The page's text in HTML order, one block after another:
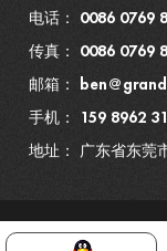
电话： 0086 0769
传真： 0086 0769
邮箱：
手机： 159 8962
地址： 广东省东莞